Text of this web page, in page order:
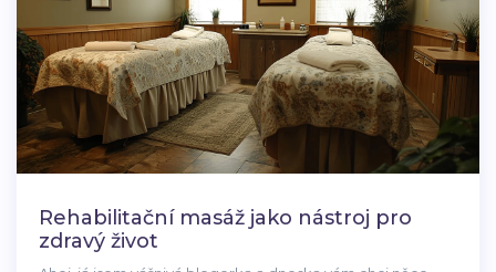
Rehabilitační masáž jako nástroj pro
zdravý život